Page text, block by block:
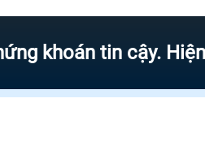
tin cậy. Hiện đại